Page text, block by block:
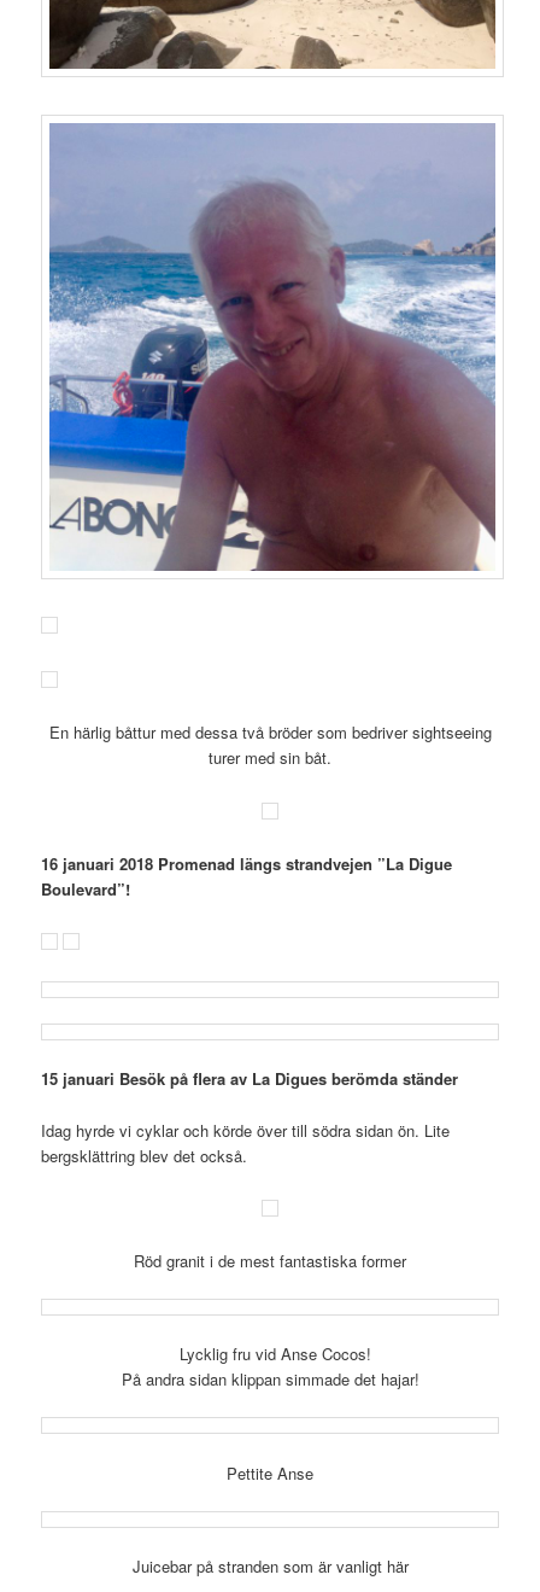
En härlig båttur med dessa två bröder som bedriver sightseeing
turer med sin båt.
16 januari 2018 Promenad längs strandvejen ”La Digue
Boulevard”!
15 januari Besök på flera av La Digues berömda ständer
Idag hyrde vi cyklar och körde över till södra sidan ön. Lite
bergsklättring blev det också.
Röd granit i de mest fantastiska former
Lycklig fru vid Anse Cocos!
På andra sidan klippan simmade det hajar!
Pettite Anse
Juicebar på stranden som är vanligt här